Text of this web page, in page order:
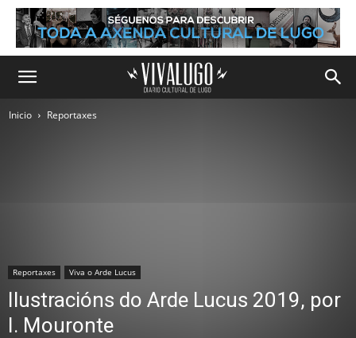
Inicio Reportaxes
Reportaxes Viva o Arde Lucus
Ilustracións do Arde Lucus 2019, por
I. Mouronte